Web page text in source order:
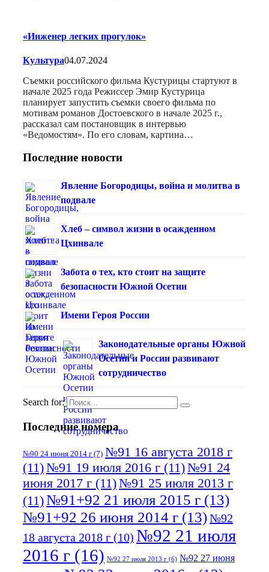
«Инженер легких прогулок»
Культура04.07.2024
Съемки российского фильма Кустурицы стартуют в
начале 2025 года Режиссер Эмир Кустурица
планирует запустить съемки своего фильма по
мотивам романов Достоевского в начале 2025 г.,
рассказал сам постановщик в интервью
«Ведомостям». По его словам, картина…
Последние новости
Явление Богородицы, война и молитва в
подвале
Хлеб – символ жизни в осажденном
Цхинвале
Забота о тех, кто стоит на защите
безопасности Южной Осетии
Имени Героя России
Законодательные органы Южной
Осетии и России развивают
сотрудничество
Search for:
Последние номера
№90 24 июня 2014 г (7) №91 16 августа 2018 г
(11)№91 19 июля 2016 г (11)№91 24
июня 2017 г (11)№91 25 июля 2013 г
(11)№91+92 21 июля 2015 г (13)
№91+92 26 июня 2014 г (13)№92
18 августа 2018 г (10) №92 21 июля
2016 г (16) №92 27 июля 2013 г (6) №92 27 июня